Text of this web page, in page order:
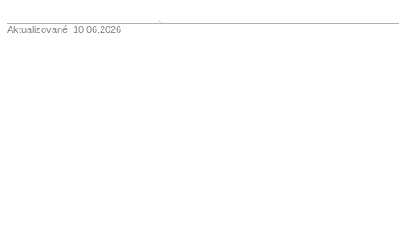
Aktualizované: 10.06.2026